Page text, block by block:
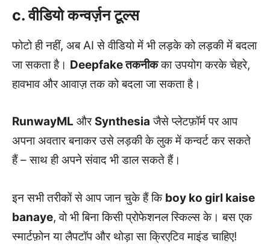
c. वीडियो कन्वर्ज़न टूल्स
फोटो ही नहीं, अब AI से वीडियो में भी लड़के को लड़की में बदला
जा सकता है। Deepfake तकनीकका उपयोग करके चेहरे,
हावभाव और आवाज़ तक को बदला जा सकता है।
RunwayML और Synthesia जैसे प्लेटफ़ॉर्म पर आप
अपना अवतार बनाकर उसे लड़की के लुक में कन्वर्ट कर सकते
हैं – साथ ही अपने संवाद भी डाल सकते हैं।
इन सभी तरीकों से आप जान चुके हैं कि boy ko girl kaise
banaye, वो भी बिना किसी प्रोफेशनल स्किल्स के। बस एक
स्मार्टफ़ोन या लैपटॉप और थोड़ा सा क्रिएटिव माइंड चाहिए!